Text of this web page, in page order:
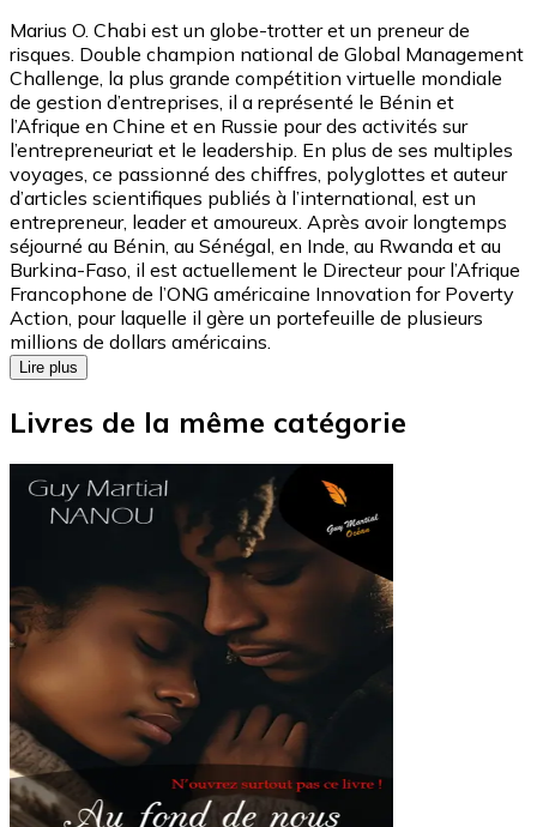
Marius O. Chabi est un globe-trotter et un preneur de
risques. Double champion national de Global Management
Challenge, la plus grande compétition virtuelle mondiale
de gestion d’entreprises, il a représenté le Bénin et
l’Afrique en Chine et en Russie pour des activités sur
l’entrepreneuriat et le leadership. En plus de ses multiples
voyages, ce passionné des chiffres, polyglottes et auteur
d’articles scientifiques publiés à l’international, est un
entrepreneur, leader et amoureux. Après avoir longtemps
séjourné au Bénin, au Sénégal, en Inde, au Rwanda et au
Burkina-Faso, il est actuellement le Directeur pour l’Afrique
Francophone de l’ONG américaine Innovation for Poverty
Action, pour laquelle il gère un portefeuille de plusieurs
millions de dollars américains.
Lire plus
Livres de la même catégorie